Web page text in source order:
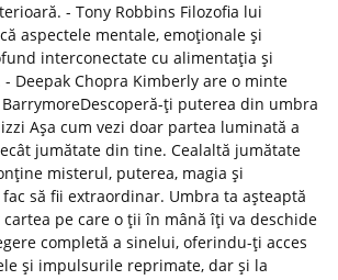
- Tony Robbins Filozofia lui
aspectele mentale, emoţionale şi
interconectate cu alimentaţia şi
Deepak Chopra Kimberly are o minte
Descoperă-ți puterea din umbra
Aşa cum vezi doar partea luminată a
jumătate din tine. Cealaltă jumătate
misterul, puterea, magia și
să fii extraordinar. Umbra ta așteaptă
cartea pe care o ții în mână îți va deschide
completă a sinelui, oferindu-ți acces
și impulsurile reprimate, dar și la